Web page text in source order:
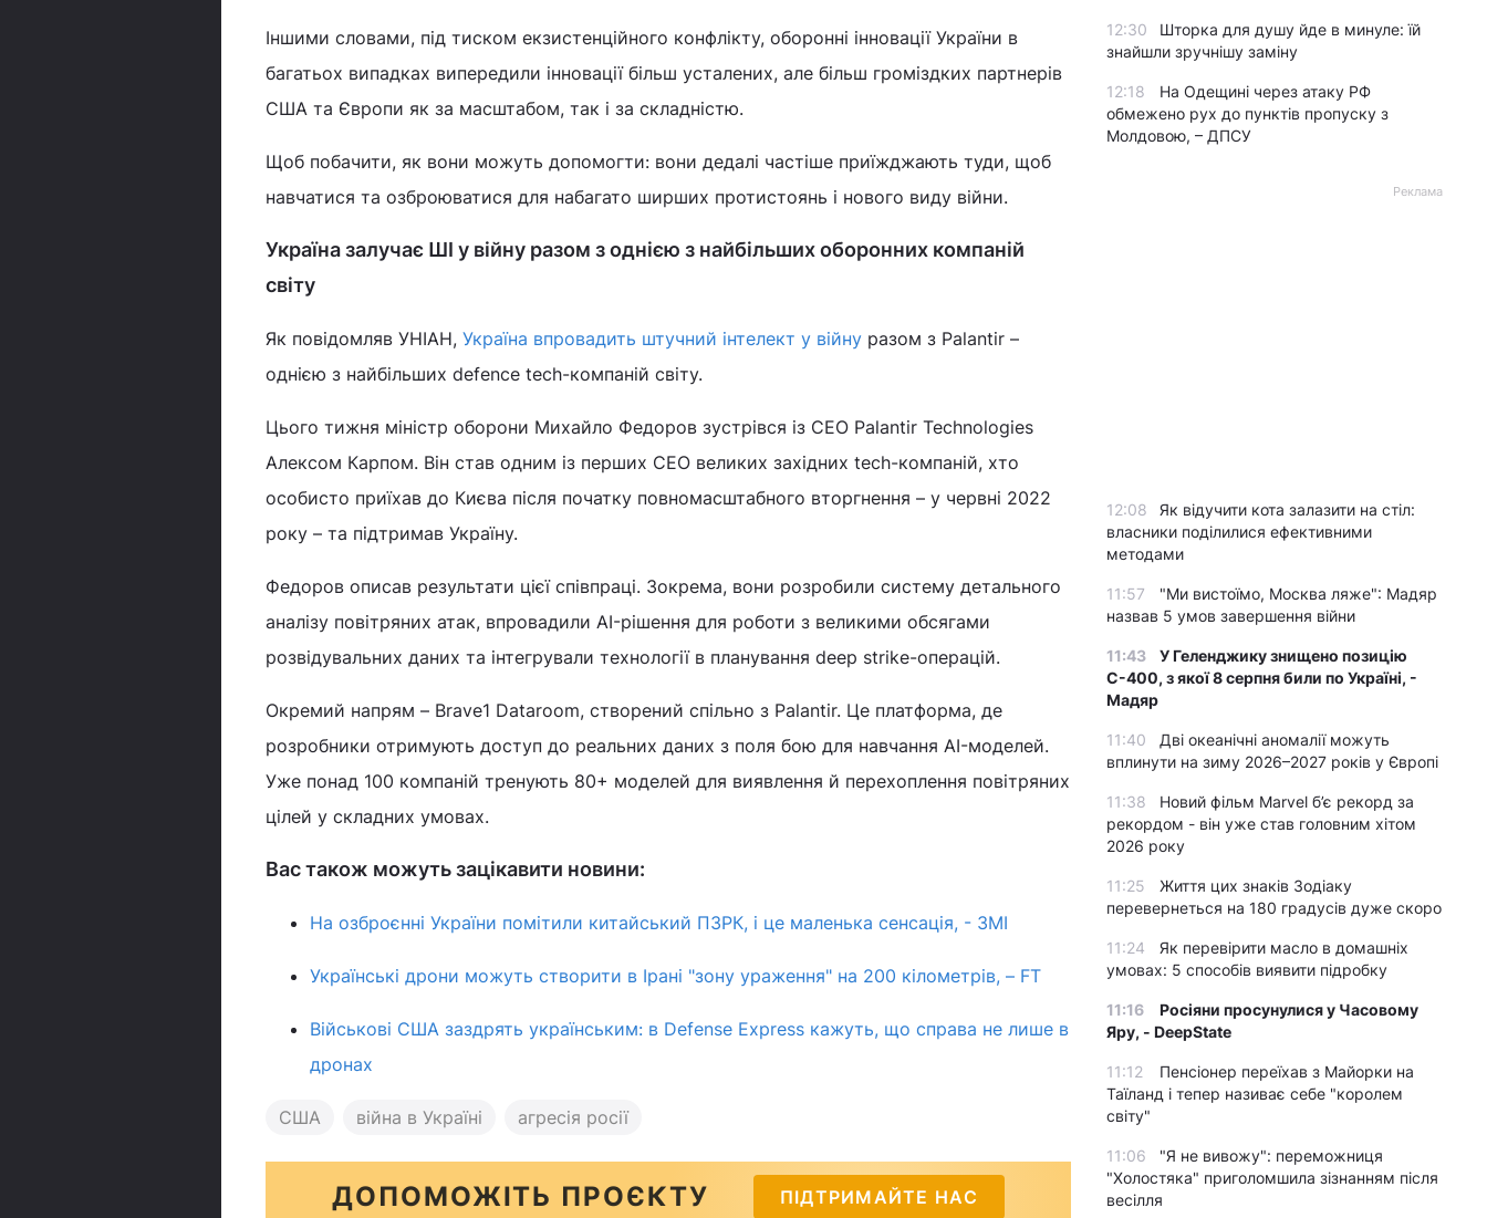
Іншими словами, під тиском екзистенційного конфлікту, оборонні інновації України в
багатьох випадках випередили інновації більш усталених, але більш громіздких партнерів
США та Європи як за масштабом, так і за складністю.
Щоб побачити, як вони можуть допомогти: вони дедалі частіше приїжджають туди, щоб
навчатися та озброюватися для набагато ширших протистоянь і нового виду війни.
Україна залучає ШІ у війну разом з однією з найбільших оборонних компаній
світу
Як повідомляв УНІАН, Україна впровадить штучний інтелект у війну разом з Palantir –
однією з найбільших defence tech-компаній світу.
Цього тижня міністр оборони Михайло Федоров зустрівся із CEO Palantir Technologies
Алексом Карпом. Він став одним із перших CEO великих західних tech-компаній, хто
особисто приїхав до Києва після початку повномасштабного вторгнення – у червні 2022
року – та підтримав Україну.
Федоров описав результати цієї співпраці. Зокрема, вони розробили систему детального
аналізу повітряних атак, впровадили AI-рішення для роботи з великими обсягами
розвідувальних даних та інтегрували технології в планування deep strike-операцій.
Окремий напрям – Brave1 Dataroom, створений спільно з Palantir. Це платформа, де
розробники отримують доступ до реальних даних з поля бою для навчання AI-моделей.
Уже понад 100 компаній тренують 80+ моделей для виявлення й перехоплення повітряних
цілей у складних умовах.
Вас також можуть зацікавити новини:
На озброєнні України помітили китайський ПЗРК, і це маленька сенсація, - ЗМІ
Українські дрони можуть створити в Ірані "зону ураження" на 200 кілометрів, – FT
Військові США заздрять українським: в Defense Express кажуть, що справа не лише в
дронах
США війна в Україні агресія росії
ДОПОМОЖІТЬ ПРОЄКТУ ПІДТРИМАЙТЕ НАС
12:30
Шторка для душу йде в минуле: їй
знайшли зручнішу заміну
12:18
На Одещині через атаку РФ
обмежено рух до пунктів пропуску з
Молдовою, – ДПСУ
Реклама
12:08
Як відучити кота залазити на стіл:
власники поділилися ефективними
методами
11:57
"Ми вистоїмо, Москва ляже": Мадяр
назвав 5 умов завершення війни
11:43
У Геленджику знищено позицію
С-400, з якої 8 серпня били по Україні, -
Мадяр
11:40
Дві океанічні аномалії можуть
вплинути на зиму 2026–2027 років у Європі
11:38
Новий фільм Marvel б’є рекорд за
рекордом - він уже став головним хітом
2026 року
11:25
Життя цих знаків Зодіаку
перевернеться на 180 градусів дуже скоро
11:24
Як перевірити масло в домашніх
умовах: 5 способів виявити підробку
11:16
Росіяни просунулися у Часовому
Яру, - DeepState
11:12
Пенсіонер переїхав з Майорки на
Таїланд і тепер називає себе "королем
світу"
11:06
"Я не вивожу": переможниця
"Холостяка" приголомшила зізнанням після
весілля